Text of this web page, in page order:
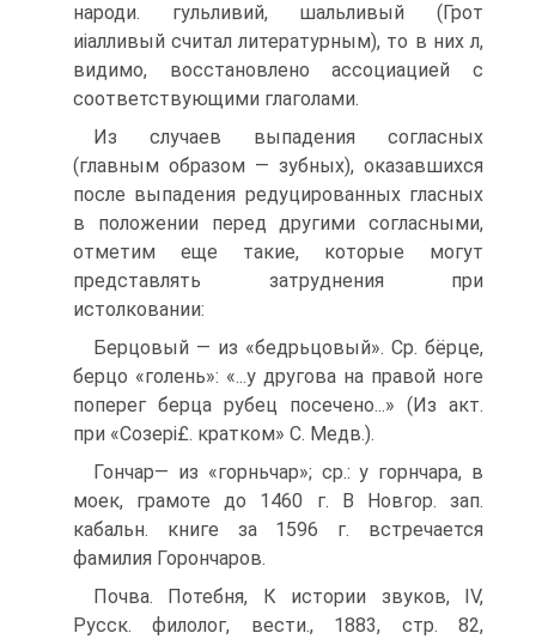
народи. гульливий, шальливый (Грот
иіалливый считал литературным), то в них л,
видимо, восстановлено ассоциацией с
соответствующими глаголами.
Из случаев выпадения согласных
(главным образом — зубных), оказавшихся
после выпадения редуцированных гласных
в положении перед другими согласными,
отметим еще такие, которые могут
представлять затруднения при
истолковании:
Берцовый — из «бедрьцовый». Ср. бёрце,
берцо «голень»: «...у другова на правой ноге
поперег берца рубец посечено...» (Из акт.
при «Созері£. кратком» С. Медв.).
Гончар— из «горньчар»; ср.: у горнчара, в
моек, грамоте до 1460 г. В Новгор. зап.
кабальн. книге за 1596 г. встречается
фамилия Горончаров.
Почва. Потебня, К истории звуков, IV,
Русск. филолог, вести., 1883, стр. 82,